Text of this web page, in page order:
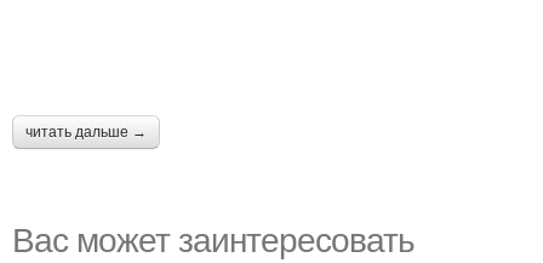
читать дальше →
Вас может заинтересовать